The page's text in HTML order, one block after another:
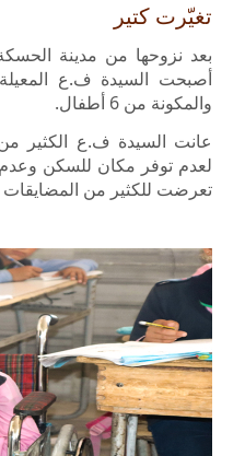
تغيّرت كتير
بعد نزوحها من مدينة
أصبحت السيدة ف.ع المعيلة
والمكونة من 6 أطفال.
عانت السيدة ف.ع الكثير
لعدم توفر مكان للسكن وعدم
تعرضت للكثير من